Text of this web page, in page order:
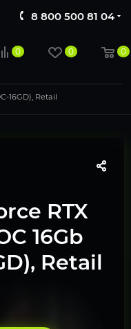
8 800 500 81 04
0 0 0
16GD), Retail
RTX
16Gb
Retail